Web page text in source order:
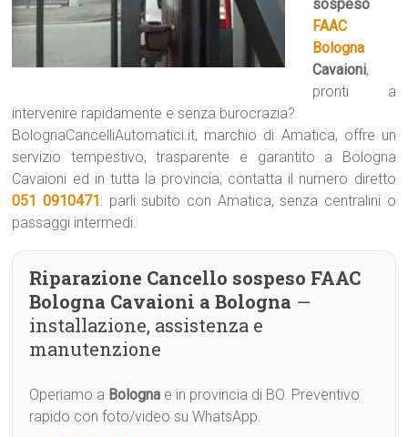
sospeso
FAAC
Bologna
Cavaioni,
pronti a
intervenire rapidamente e senza burocrazia?
BolognaCancelliAutomatici.it, marchio di Amatica, offre un
servizio tempestivo, trasparente e garantito a Bologna
Cavaioni ed in tutta la provincia; contatta il numero diretto
051 0910471: parli subito con Amatica, senza centralini o
passaggi intermedi.
Riparazione Cancello sospeso FAAC
Bologna Cavaioni a Bologna —
installazione, assistenza e
manutenzione
Operiamo a Bologna e in provincia di BO. Preventivo
rapido con foto/video su WhatsApp.